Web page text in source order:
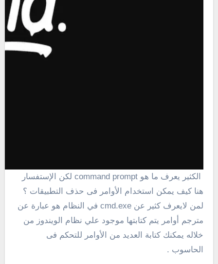
الكثير يعرف ما هو
command prompt لكن الإستفسار
هنا كيف يمكن استخدام الأوامر فى حذف التطبيقات ؟
لمن لايعرف كثير عن cmd.exe في النظام هو عبارة عن
مترجم أوامر يتم كتابتها موجود علي نظام الويندوز من
خلاله يمكنك كتابة العديد من الأوامر للتحكم فى
الحاسوب .